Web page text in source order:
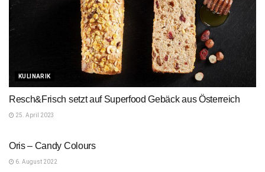
KULINARIK
Resch&Frisch setzt auf Superfood Gebäck aus Österreich
25. April 2023
Oris – Candy Colours
6. August 2022